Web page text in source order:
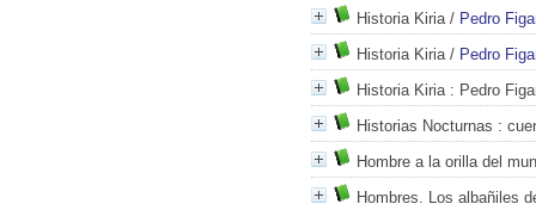
Historia Kiria/ Pedro
Historia Kiria/ Pedro
Historia Kiria: Pedro
Historias Nocturnas :
Hombre a la orilla del
Hombres. Los albañiles